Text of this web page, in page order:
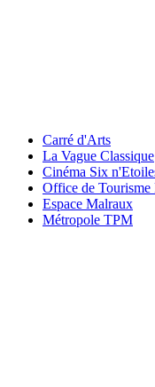
Carré d'Arts
La Vague Classique
Cinéma Six
Office de Tourisme
Espace Malraux
Métropole TPM